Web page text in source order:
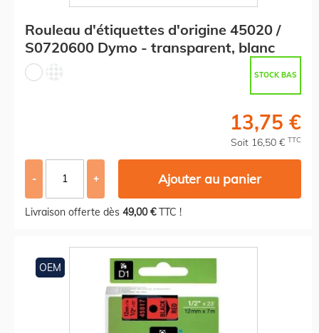
Rouleau d'étiquettes d'origine 45020 /
S0720600 Dymo - transparent, blanc
STOCK BAS
13,75 €
Soit 16,50 € TTC
- + Ajouter au panier
Livraison offerte dès 49,00 €TTC !
OEM